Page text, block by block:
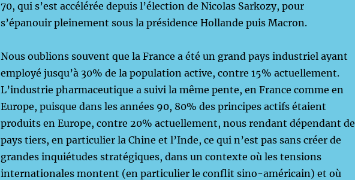
70, qui s’est accélérée depuis l’élection de Nicolas Sarkozy, pour
s’épanouir pleinement sous la présidence Hollande puis Macron.
Nous oublions souvent que la France a été un grand pays industriel ayant
employé jusqu’à 30% de la population active, contre 15% actuellement.
L’industrie pharmaceutique a suivi la même pente, en France comme en
Europe, puisque dans les années 90, 80% des principes actifs étaient
produits en Europe, contre 20% actuellement, nous rendant dépendant de
pays tiers, en particulier la Chine et l’Inde, ce qui n’est pas sans créer de
grandes inquiétudes stratégiques, dans un contexte où les tensions
internationales montent (en particulier le conflit sino-américain) et où